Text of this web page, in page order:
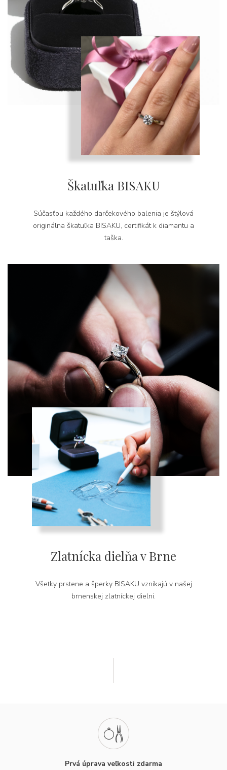
Škatuľka BISAKU
Súčasťou každého darčekového balenia je štýlová
originálna škatuľka BISAKU, certifikát k diamantu a
taška.
Zlatnícka dielňa v Brne
Všetky prstene a šperky BISAKU vznikajú v našej
brnenskej zlatníckej dielni.
Prvá úprava veľkosti zdarma